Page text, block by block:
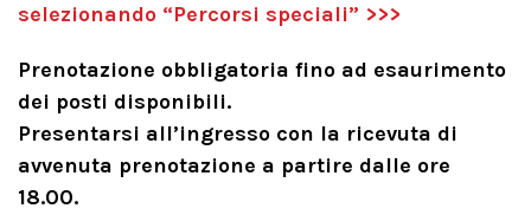
selezionando “Percorsi speciali” >>>
Prenotazione obbligatoria fino ad esaurimento
dei posti disponibili.
Presentarsi all’ingresso con la ricevuta di
avvenuta prenotazione a partire dalle ore
18.00.